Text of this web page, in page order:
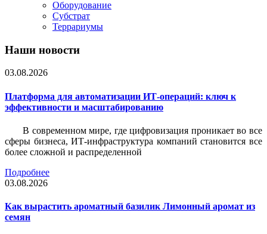
Оборудование
Субстрат
Террариумы
Наши новости
03.08.2026
Платформа для автоматизации ИТ-операций: ключ к
эффективности и масштабированию
В современном мире, где цифровизация проникает во все
сферы бизнеса, ИТ-инфраструктура компаний становится все
более сложной и распределенной
Подробнее
03.08.2026
Как вырастить ароматный базилик Лимонный аромат из
семян